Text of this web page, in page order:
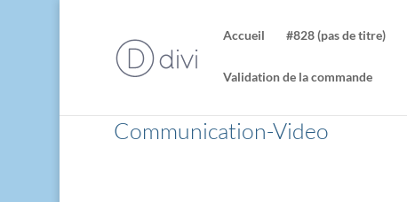
Accueil #828 (pas de titre)
Validation de la commande
Communication-Video